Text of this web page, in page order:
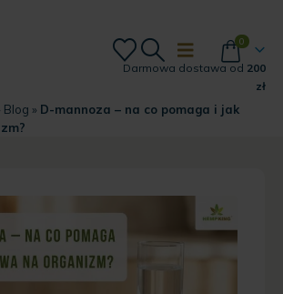
0
Darmowa dostawa od 200
zł
Blog » D-mannoza – na co pomaga i jak